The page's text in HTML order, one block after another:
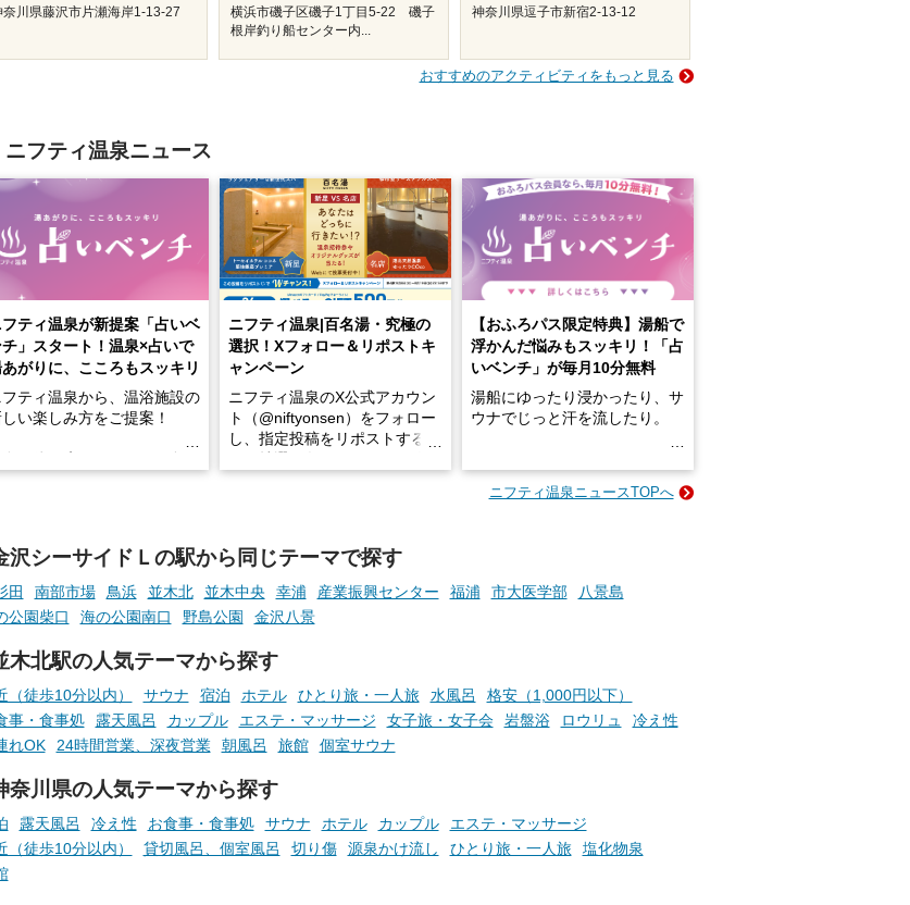
奈川県藤沢市片瀬海岸1-13-27
横浜市磯子区磯子1丁目5-22 磯子
根岸釣り船センター内...
神奈川県逗子市新宿2-13-12
おすすめのアクティビティをもっと見る
ニフティ温泉ニュース
フティ温泉が新提案「占いベ
チ」スタート！温泉×占いで
がりに、こころもスッキリ
フティ温泉から、温浴施設の
い楽しみ方をご提案！
相やタロットなど気軽に楽し
占いで、“ととのう”おふろ
を、もっと特別に。
ニフティ温泉|百名湯・究極の
選択！Xフォロー＆リポストキ
ャンペーン
ニフティ温泉のX公式アカウン
ト（@niftyonsen）をフォロー
し、指定投稿をリポストする
【おふろパス限定特典】湯船で
浮かんだ悩みもスッキリ！「占
いベンチ」が毎月10分無料
湯船にゆったり浸かったり、サ
ウナでじっと汗を流したり。
そんな「一人でぼんやり過ごす
でくることはありませんか？
らこそ向き合える、大切な自分
の本音。
ニフティ温泉ニュースTOPへ
沢シーサイドＬの駅から同じテーマで探す
田 南部市場 鳥浜 並木北 並木中央 幸浦 産業振興センター 福浦 市大医学部
八景島
公園柴口
海の公園南口 野島公園 金沢八景
木北駅の人気テーマから探す
（徒歩10分以内） サウナ 宿泊 ホテル ひとり旅・一人旅 水風呂
格安（1,000円以下）
事・食事処
露天風呂 カップル エステ・マッサージ 女子旅・女子会 岩盤浴 ロウリュ
冷え性
れOK
24時間営業、深夜営業 朝風呂 旅館 個室サウナ
奈川県の人気テーマから探す
露天風呂 冷え性 お食事・食事処 サウナ ホテル カップル
エステ・マッサージ
（徒歩10分以内）
貸切風呂、個室風呂 切り傷 源泉かけ流し ひとり旅・一人旅
塩化物泉